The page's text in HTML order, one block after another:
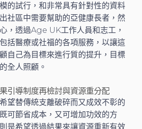
的試行，和非常具有針對性的資料
社區中需要幫助的亞健康長者，然
，透過Age UK工作人員和志工，
括醫療或社福的各項服務，以讓這
自己為目標來進行質的提升，目標
全人照顧。
引導制度再檢討與資源重分配
望替傳統支離破碎而又成效不彰的
可節省成本，又可增加功效的方
是希望透過結果來讓資源重新有效